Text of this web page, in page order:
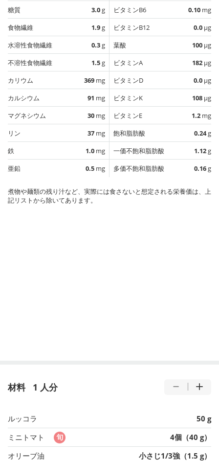
糖質
3.0g
食物繊維
1.9g
水溶性食物繊維
0.3g
不溶性食物繊維
1.5g
カリウム
369 mg
カルシウム
91 mg
マグネシウム
30 mg
リン
37 mg
鉄
1.0 mg
亜鉛
0.5 mg
ビタミンB6
0.10 mg
ビタミンB12
0.0 µg
葉酸
100 µg
ビタミンA
182 µg
ビタミンD
0.0 µg
ビタミンK
108 µg
ビタミンE
1.2 mg
飽和脂肪酸
0.24g
一価不飽和脂肪酸
1.12g
多価不飽和脂肪酸
0.16g
煮物や麺類の残り汁など、実際には食さないと想定される栄養価は、上
記リストから除いてあります。
材料 1 人分
ルッコラ
50 g
ミニトマト
4個（40 g）
オリーブ油
小さじ1/3強（1.5 g）